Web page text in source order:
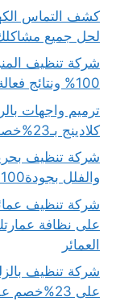
كشف التماس
لحل جميع
شركة تنظيف
100% ونتائج فعالة تواصل الان
كلادينج بـ23%خصم اتصل الان
شركة تنظيف
والفلل بجودة100% اتصل بنا
على نظافة
العمائر
شركة تنظيف
على 23%خصم على أول طلب تنظيف بالزلفي